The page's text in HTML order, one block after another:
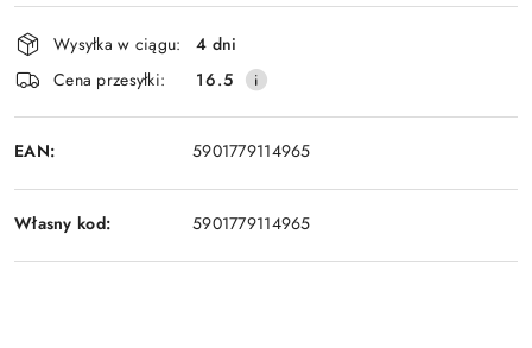
Dostępność
i
dostawa
Wysyłka w ciągu:
4 dni
Cena przesyłki:
16.5
EAN: 5901779114965
Własny kod: 5901779114965